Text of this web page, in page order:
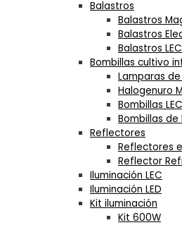
Balastros
Balastros
Balastros
Balastros LEC
Bombillas cultivo
Lamparas
Halogenuro
Bombillas LEC
Bombillas
Reflectores
Reflectores
Reflector
Iluminación LEC
Iluminación LED
Kit iluminación
Kit 600W